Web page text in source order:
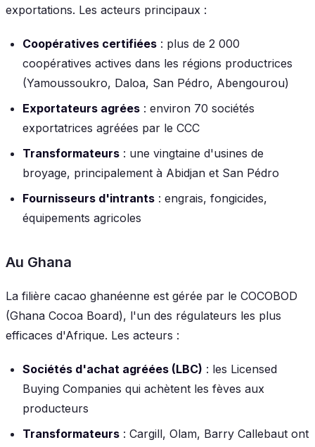
exportations. Les acteurs principaux :
Coopératives certifiées : plus de 2 000
coopératives actives dans les régions productrices
(Yamoussoukro, Daloa, San Pédro, Abengourou)
Exportateurs agrées : environ 70 sociétés
exportatrices agréées par le CCC
Transformateurs : une vingtaine d'usines de
broyage, principalement à Abidjan et San Pédro
Fournisseurs d'intrants : engrais, fongicides,
équipements agricoles
Au Ghana
La filière cacao ghanéenne est gérée par le COCOBOD
(Ghana Cocoa Board), l'un des régulateurs les plus
efficaces d'Afrique. Les acteurs :
Sociétés d'achat agréées (LBC) : les Licensed
Buying Companies qui achètent les fèves aux
producteurs
Transformateurs : Cargill, Olam, Barry Callebaut ont